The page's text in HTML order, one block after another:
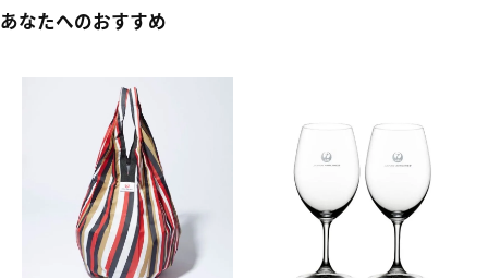
あなたへのおすすめ